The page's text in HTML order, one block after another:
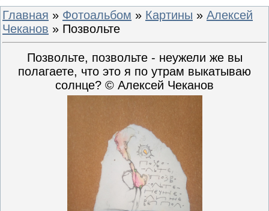
Главная » Фотоальбом » Картины » Алексей
Чеканов » Позвольте
Позвольте, позвольте - неужели же вы
полагаете, что это я по утрам выкатываю
солнце? © Алексей Чеканов